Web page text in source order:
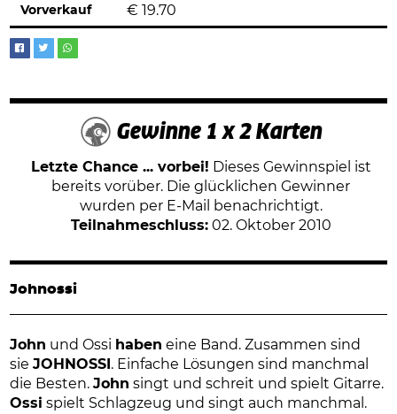
Vorverkauf € 19.70
Gewinne 1 x 2 Karten
Letzte Chance ... vorbei! Dieses Gewinnspiel ist
bereits vorüber. Die glücklichen Gewinner
wurden per E-Mail benachrichtigt.
Teilnahmeschluss:02. Oktober 2010
Johnossi
John und Ossi haben eine Band. Zusammen sind
sieJOHNOSSI . Einfache Lösungen sind manchmal
die Besten.John singt und schreit und spielt Gitarre.
Ossi spielt Schlagzeug und singt auch manchmal.